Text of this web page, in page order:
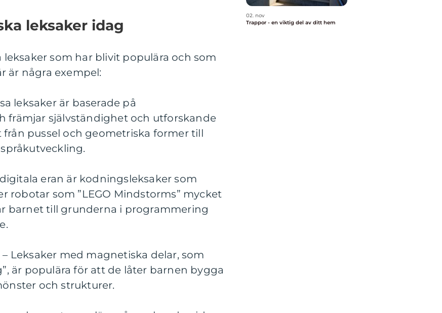
leksaker idag
som har blivit populära och som
är några exempel:
leksaker är baserade på
främjar självständighet och utforskande
från pussel och geometriska former till
eran är kodningsleksaker som
robotar som ”LEGO Mindstorms” mycket
barnet till grunderna i programmering
Leksaker med magnetiska delar, som
är populära för att de låter barnen bygga
och strukturer.
02. nov
Trappor - en viktig del av ditt hem